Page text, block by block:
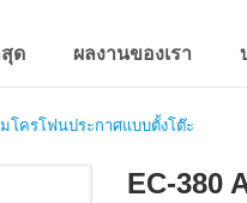
ด ผลงานของเรา
มโครโฟนประกาศแบบตั้งโต๊ะ
EC-380